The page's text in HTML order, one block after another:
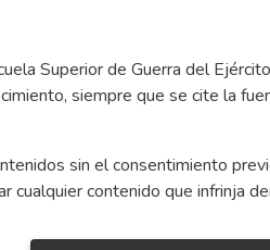
documental.
de evaluación, las
permiten verificar y
la veracidad de las
a asegurar la eficacia de las
Superior de Guerra del
siempre que se cite la
sin el consentimiento
cualquier contenido que infrinja